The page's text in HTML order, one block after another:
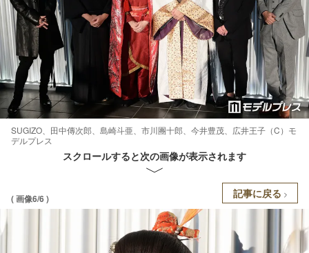
SUGIZO、田中傳次郎、島崎斗亜、市川團十郎、今井豊茂、広井王子（C）モ
デルプレス
スクロールすると次の画像が表示されます
( 画像6/6 ) 記事に戻る